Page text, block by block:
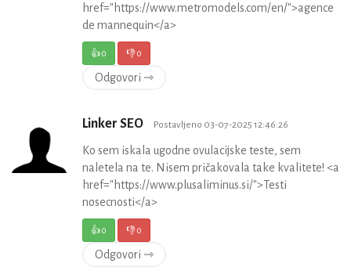
href="https://www.metromodels.com/en/">agence
de mannequin</a>
👍0 👎0
Odgovori ⇾
Linker SEO Postavljeno 03-07-2025 12:46:26
Ko sem iskala ugodne ovulacijske teste, sem
naletela na te. Nisem pričakovala take kvalitete! <a
href="https://www.plusaliminus.si/">Testi
nosecnosti</a>
👍0 👎0
Odgovori ⇾